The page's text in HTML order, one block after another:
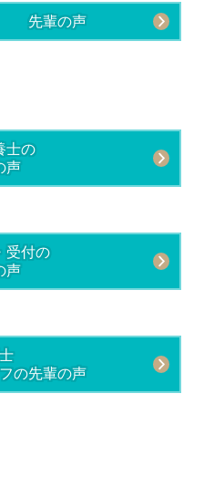
先輩の声
士の
声
受付の
声
の先輩の声